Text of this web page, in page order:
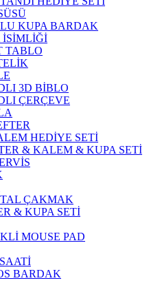
KUPA BARDAK
İSİMLİĞİ
TABLO
3D BİBLO
ÇERÇEVE
HEDİYE SETİ
& KALEM & KUPA SETİ
ÇAKMAK
& KUPA SETİ
MOUSE PAD
BARDAK